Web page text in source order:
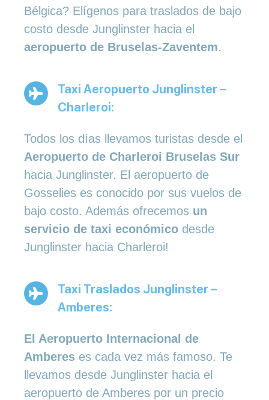
Bélgica? Elígenos para traslados de bajo
costo desde Junglinster hacia el
aeropuerto de Bruselas-Zaventem.
Taxi Aeropuerto Junglinster –
Charleroi:
Todos los días llevamos turistas desde el
Aeropuerto de Charleroi Bruselas Sur
hacia Junglinster. El aeropuerto de
Gosselies es conocido por sus vuelos de
bajo costo. Además ofrecemos un
servicio de taxi económico desde
Junglinster hacia Charleroi!
Taxi Traslados Junglinster –
Amberes:
El Aeropuerto Internacional de
Amberes es cada vez más famoso. Te
llevamos desde Junglinster hacia el
aeropuerto de Amberes por un precio